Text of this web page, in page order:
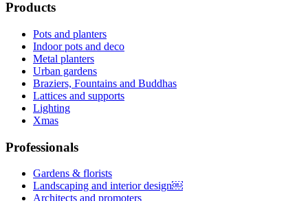
Products
Pots and planters
Indoor pots and deco
Metal planters
Urban gardens
Braziers, Fountains and Buddhas
Lattices and supports
Lighting
Xmas
Professionals
Gardens & florists
Landscaping and interior design￼
Architects and promoters